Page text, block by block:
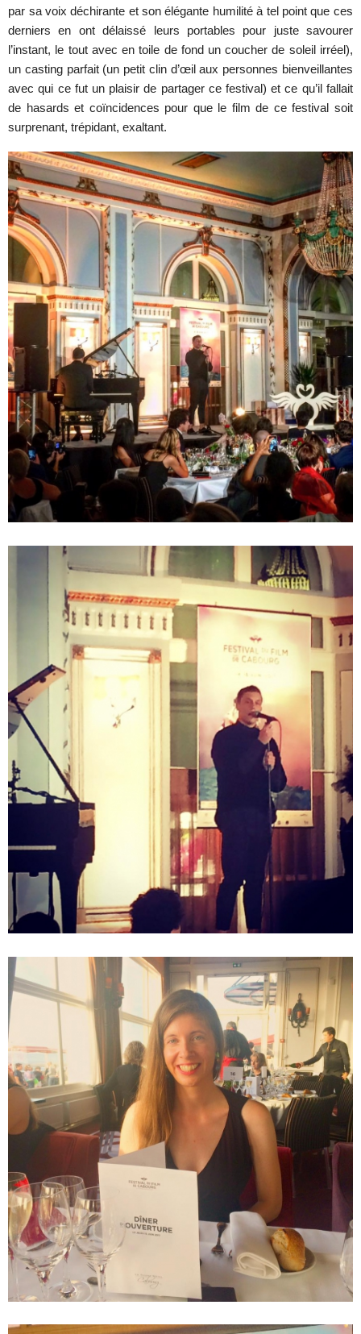
par sa voix déchirante et son élégante humilité à tel point que ces
derniers en ont délaissé leurs portables pour juste savourer
l’instant, le tout avec en toile de fond un coucher de soleil irréel),
un casting parfait (un petit clin d’œil aux personnes bienveillantes
avec qui ce fut un plaisir de partager ce festival) et ce qu’il fallait
de hasards et coïncidences pour que le film de ce festival soit
surprenant, trépidant, exaltant.